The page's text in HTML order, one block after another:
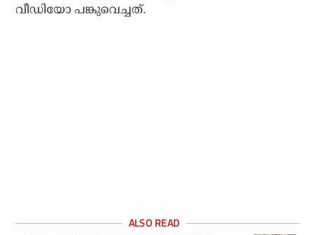
വീഡിയോ പങ്കുവെച്ചത്.